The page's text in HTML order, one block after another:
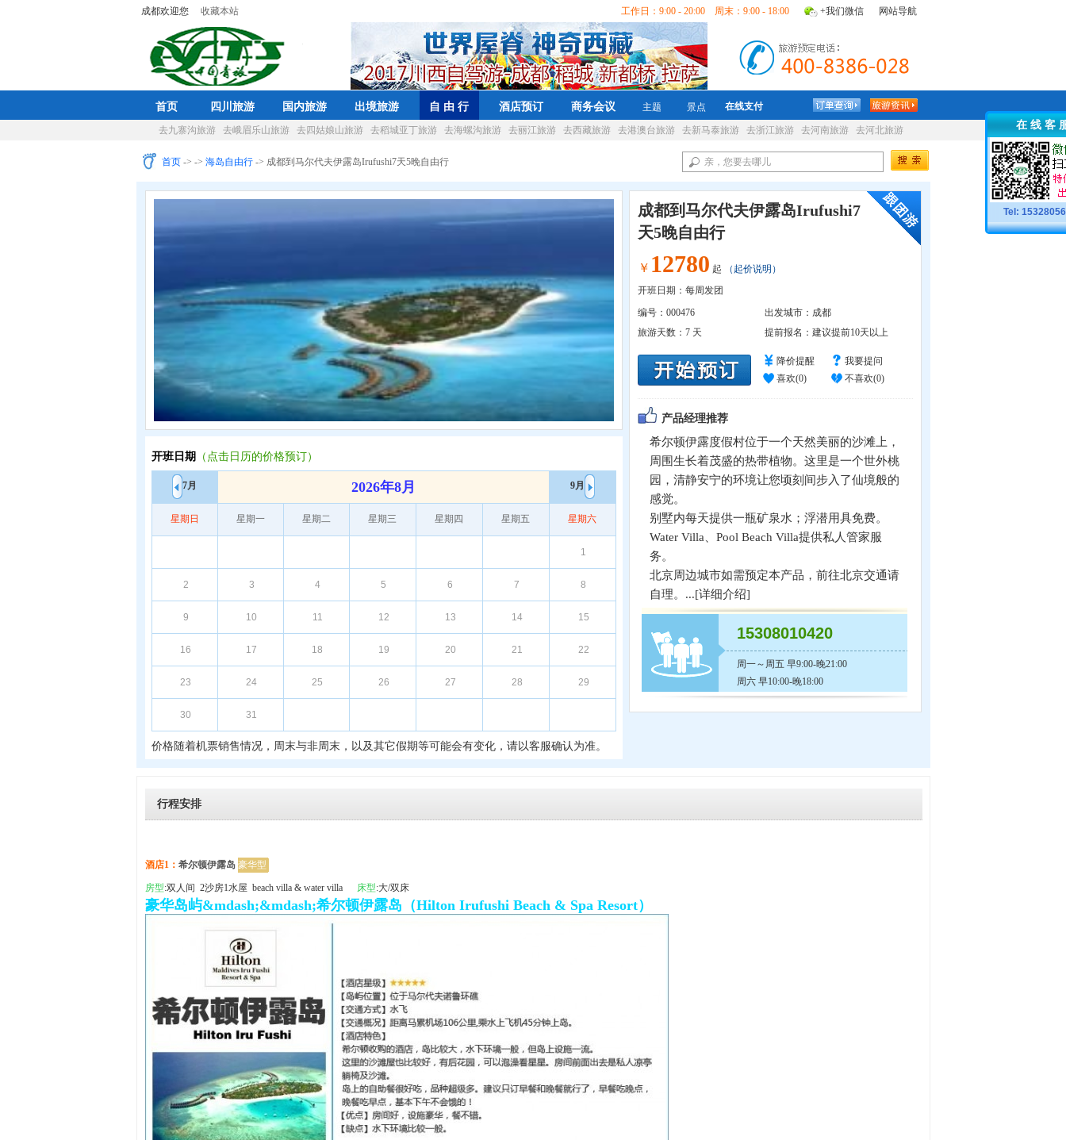
网站导航
成都欢迎您 收藏本站 工作日：9:00 - 20:00 周末：9:00 - 18:00 +我们微信
首页 四川旅游 国内旅游 出境旅游 自 由 行 酒店预订 商务会议 主题 景点 在线支付
去九寨沟旅游 去峨眉乐山旅游 去四姑娘山旅游 去稻城亚丁旅游 去海螺沟旅游 去丽江旅游 去西藏旅游 去港澳台旅游 去新马泰旅游 去浙江旅游 去河南旅游 去河北旅游
首页-> -> 海岛自由行-> 成都到马尔代夫伊露岛Irufushi7天5晚自由行
开班日期 （点击日历的价格预订）
7月 2026年8月 9月
星期日 星期一 星期二 星期三 星期四 星期五 星期六
1
2 3 4 5 6 7 8
9 10 11 12 13 14 15
16 17 18 19 20 21 22
23 24 25 26 27 28 29
30 31
价格随着机票销售情况，周末与非周末，以及其它假期等可能会有变化，请以客服确认为准。
成都到马尔代夫伊露岛Irufushi7
天5晚自由行
￥ 12780 起
（起价说明）
开班日期：每周发团
编号： 000476 出发城市： 成都
旅游天数： 7 天 提前报名： 建议提前10天以上
降价提醒
我要提问
喜欢(0) 不喜欢(0)
产品经理推荐
希尔顿伊露度假村位于一个天然美丽的沙滩上，
周围生长着茂盛的热带植物。这里是一个世外桃
园，清静安宁的环境让您顷刻间步入了仙境般的
感觉。
别墅内每天提供一瓶矿泉水；浮潜用具免费。
Water Villa、Pool Beach Villa提供私人管家服
务。
北京周边城市如需预定本产品，前往北京交通请
自理。...[详细介绍]
15308010420
周一～周五 早9:00-晚21:00
周六 早10:00-晚18:00
行程安排
酒店1： 希尔顿伊露岛 豪华型
房型:双人间 2沙房1水屋 beach villa & water villa 床型:大/双床
豪华岛屿&mdash;&mdash;希尔顿伊露岛（Hilton Irufushi Beach & Spa Resort）
在 线 客
Tel: